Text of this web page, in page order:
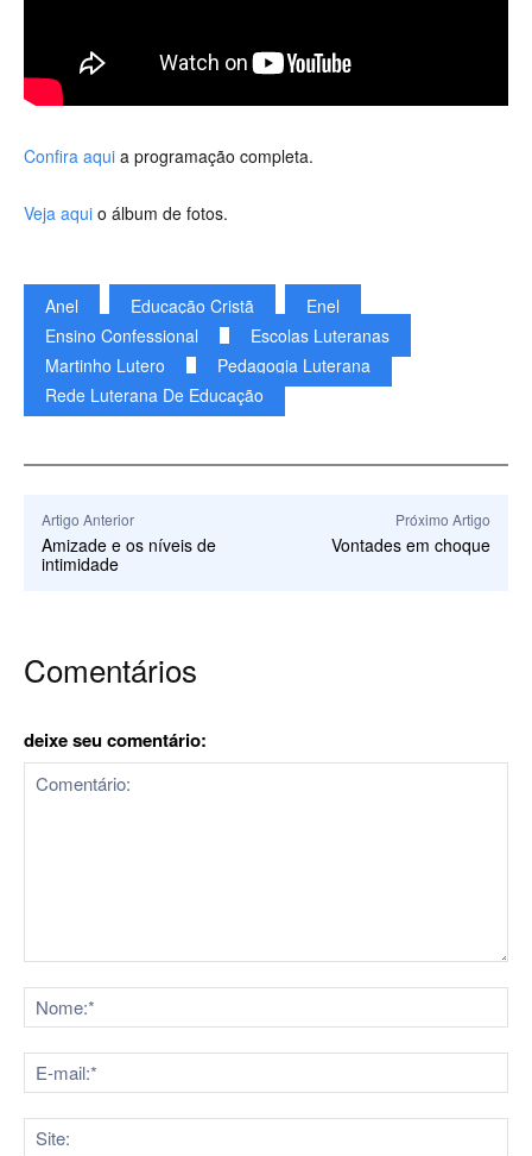
Confira aqui a programação completa.
Veja aqui o álbum de fotos.
Anel Educação Cristã
Enel
Ensino Confessional
Escolas Luteranas
Martinho Lutero
Pedagogia Luterana
Rede Luterana De Educação
Artigo Anterior
Amizade e os níveis de
intimidade
Próximo Artigo
Vontades em choque
Comentários
deixe seu comentário: